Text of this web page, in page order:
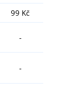
99 Kč
-
-